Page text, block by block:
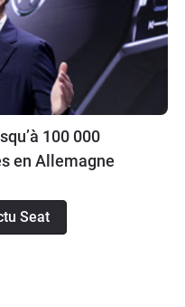
100 000
en Allemagne
Seat